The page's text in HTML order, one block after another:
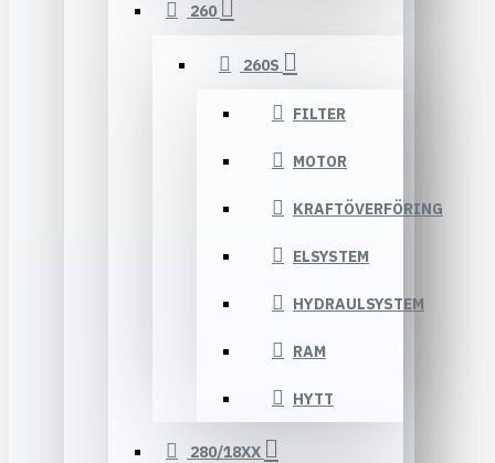
260
260S
FILTER
MOTOR
KRAFTÖVERFÖRING
ELSYSTEM
HYDRAULSYSTEM
RAM
HYTT
280/18XX